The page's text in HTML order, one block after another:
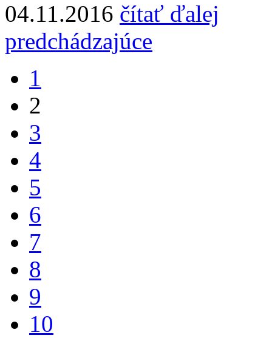
04.11.2016 čítať ďalej
predchádzajúce
1
2
3
4
5
6
7
8
9
10